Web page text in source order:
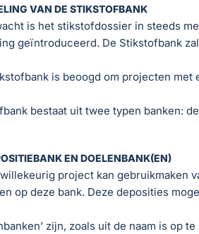
VAN DE STIKSTOFBANK
is het stikstofdossier in steeds
geïntroduceerd. De Stikstofbank
is beoogd om projecten
bestaat uit twee typen banken:
EN DOELENBANK(EN)
project kan gebruikmaken
op deze bank. Deze deposities
zijn, zoals uit de naam is op